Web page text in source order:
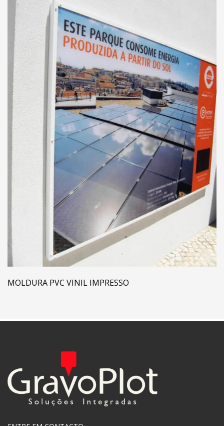
MOLDURA PVC VINIL IMPRESSO